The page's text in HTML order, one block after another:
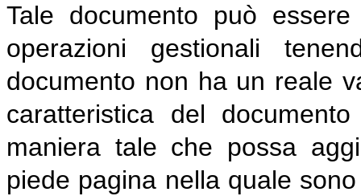
Tale documento può
operazioni gestionali
documento non ha un reale
caratteristica del
maniera tale che possa
piede pagina nella quale